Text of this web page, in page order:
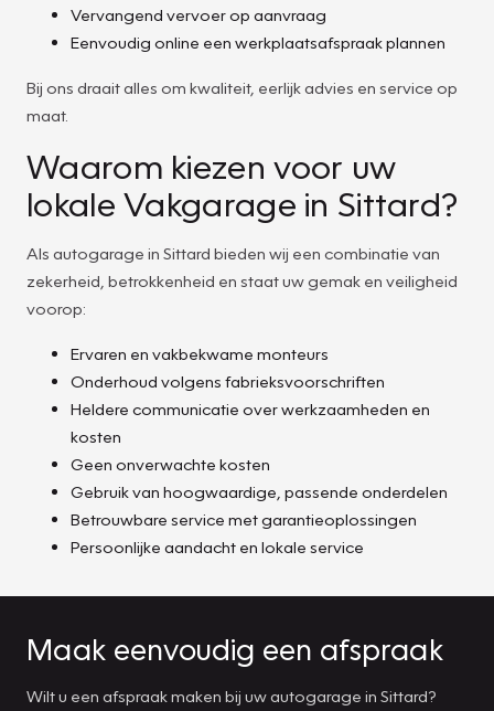
Vervangend vervoer op aanvraag
Eenvoudig online een werkplaatsafspraak plannen
Bij ons draait alles om kwaliteit, eerlijk advies en service op
maat.
Waarom kiezen voor uw
lokale Vakgarage in Sittard?
Als autogarage in Sittard bieden wij een combinatie van
zekerheid, betrokkenheid en staat uw gemak en veiligheid
voorop:
Ervaren en vakbekwame monteurs
Onderhoud volgens fabrieksvoorschriften
Heldere communicatie over werkzaamheden en
kosten
Geen onverwachte kosten
Gebruik van hoogwaardige, passende onderdelen
Betrouwbare service met garantieoplossingen
Persoonlijke aandacht en lokale service
Maak eenvoudig een afspraak
Wilt u een afspraak maken bij uw autogarage in Sittard?